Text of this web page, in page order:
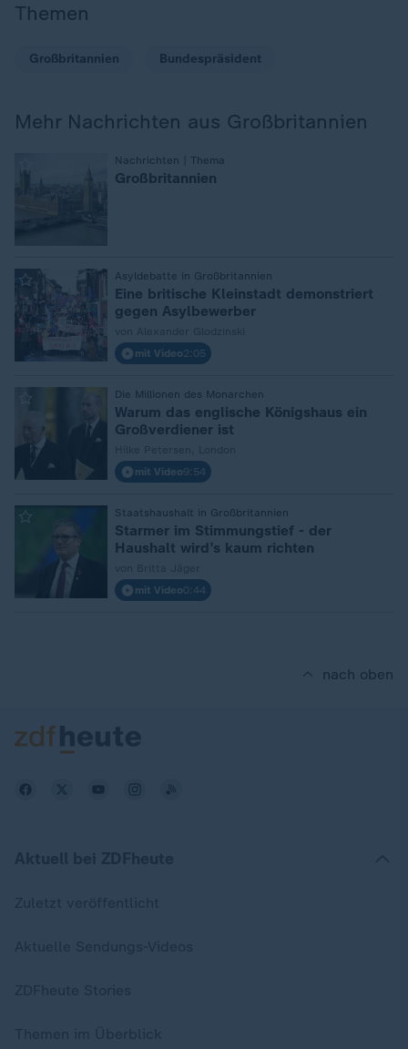
Themen
Großbritannien Bundespräsident
Mehr Nachrichten aus Großbritannien
Nachrichten | Thema
Großbritannien
Asyldebatte in Großbritannien
Eine britische Kleinstadt demonstriert
gegen Asylbewerber
mit Video2:05
Die Millionen des Monarchen
Warum das englische Königshaus ein
Großverdiener ist
mit Video9:54
Staatshaushalt in Großbritannien
Starmer im Stimmungstief - der
Haushalt wird’s kaum richten
mit Video0:44
nach oben